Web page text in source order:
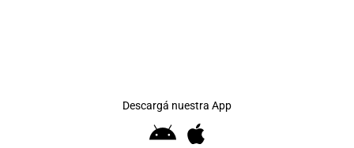
Descargá nuestra App